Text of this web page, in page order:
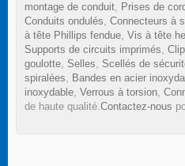
montage de conduit, Prises de
Conduits ondulés, Connecteurs à
à tête Phillips fendue, Vis à tête
Supports de circuits imprimés,
goulotte, Selles, Scellés de
spiralées, Bandes en acier
inoxydable, Verrous à torsion,
de haute qualité.Contactez-nous